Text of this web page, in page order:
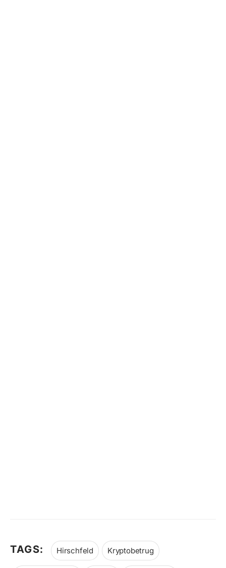
TAGS: Hirschfeld Kryptobetrug